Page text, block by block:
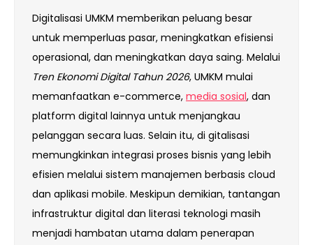
Digitalisasi UMKM memberikan peluang besar
untuk memperluas pasar, meningkatkan efisiensi
operasional, dan meningkatkan daya saing. Melalui
Tren Ekonomi Digital Tahun 2026, UMKM mulai
memanfaatkan e-commerce, media sosial, dan
platform digital lainnya untuk menjangkau
pelanggan secara luas. Selain itu, di gitalisasi
memungkinkan integrasi proses bisnis yang lebih
efisien melalui sistem manajemen berbasis cloud
dan aplikasi mobile. Meskipun demikian, tantangan
infrastruktur digital dan literasi teknologi masih
menjadi hambatan utama dalam penerapan